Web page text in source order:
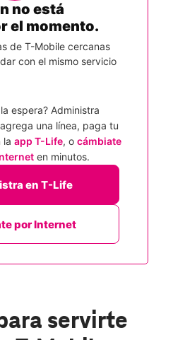
no está
el momento.
de T-Mobile cercanas
con el mismo servicio
espera? Administra
una línea, paga tu
la app T-Life, o cámbiate
en minutos.
en T-Life
por Internet
servirte